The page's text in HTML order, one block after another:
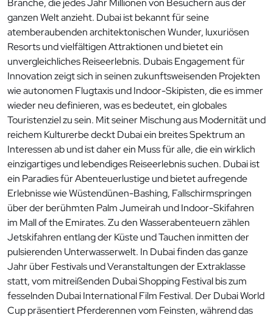
Branche, die jedes Jahr Millionen von Besuchern aus der
ganzen Welt anzieht. Dubai ist bekannt für seine
atemberaubenden architektonischen Wunder, luxuriösen
Resorts und vielfältigen Attraktionen und bietet ein
unvergleichliches Reiseerlebnis. Dubais Engagement für
Innovation zeigt sich in seinen zukunftsweisenden Projekten
wie autonomen Flugtaxis und Indoor-Skipisten, die es immer
wieder neu definieren, was es bedeutet, ein globales
Touristenziel zu sein. Mit seiner Mischung aus Modernität und
reichem Kulturerbe deckt Dubai ein breites Spektrum an
Interessen ab und ist daher ein Muss für alle, die ein wirklich
einzigartiges und lebendiges Reiseerlebnis suchen. Dubai ist
ein Paradies für Abenteuerlustige und bietet aufregende
Erlebnisse wie Wüstendünen-Bashing, Fallschirmspringen
über der berühmten Palm Jumeirah und Indoor-Skifahren
im Mall of the Emirates. Zu den Wasserabenteuern zählen
Jetskifahren entlang der Küste und Tauchen inmitten der
pulsierenden Unterwasserwelt. In Dubai finden das ganze
Jahr über Festivals und Veranstaltungen der Extraklasse
statt, vom mitreißenden Dubai Shopping Festival bis zum
fesselnden Dubai International Film Festival. Der Dubai World
Cup präsentiert Pferderennen vom Feinsten, während das